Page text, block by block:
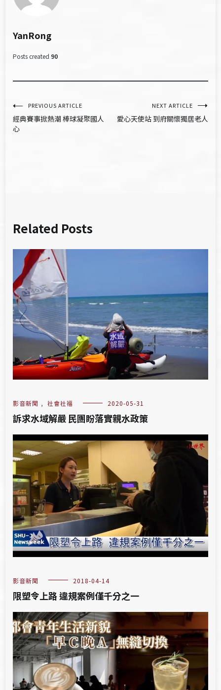
YanRong
Posts created 90
文
章
PREVIOUS ARTICLE
經典賽事掀熱潮 棒球凝聚國人
心
NEXT ARTICLE
愛心天使站 到府關懷獨居老人
Related Posts
影音新聞 , 社會社福 2020-05-31
訴求水域解嚴 民團盼落實親水政策
影音新聞 2018-04-14
限塑令上路 違規案例僅千分之一